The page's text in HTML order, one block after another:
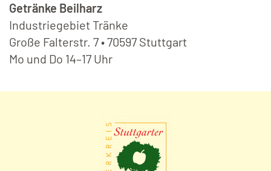
Getränke Beilharz
Industriegebiet Tränke
Große Falterstr. 7 • 70597 Stuttgart
Mo und Do 14–17 Uhr